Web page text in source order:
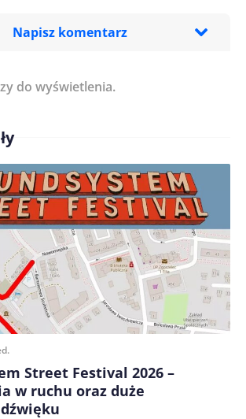
Napisz komentarz
moje dane w tej przeglądarce podczas
komentarzy.
do wyświetlenia.
Street Festival 2026 –
w ruchu oraz duże